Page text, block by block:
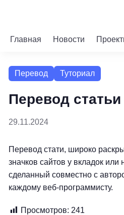
Главная Новости
Перевод Туториал
Перевод
29.11.2024
Перевод стати, широко
значков сайтов у вкладок или
сделанный совместно с
каждому веб-программисту.
Просмотров: 241